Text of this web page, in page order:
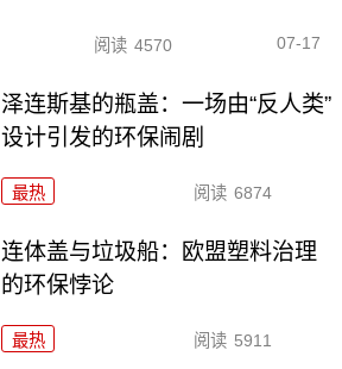
阅读 4570 07-17
泽连斯基的瓶盖：一场由“反人类”
设计引发的环保闹剧
最热 阅读 6874
连体盖与垃圾船：欧盟塑料治理
的环保悖论
最热 阅读 5911